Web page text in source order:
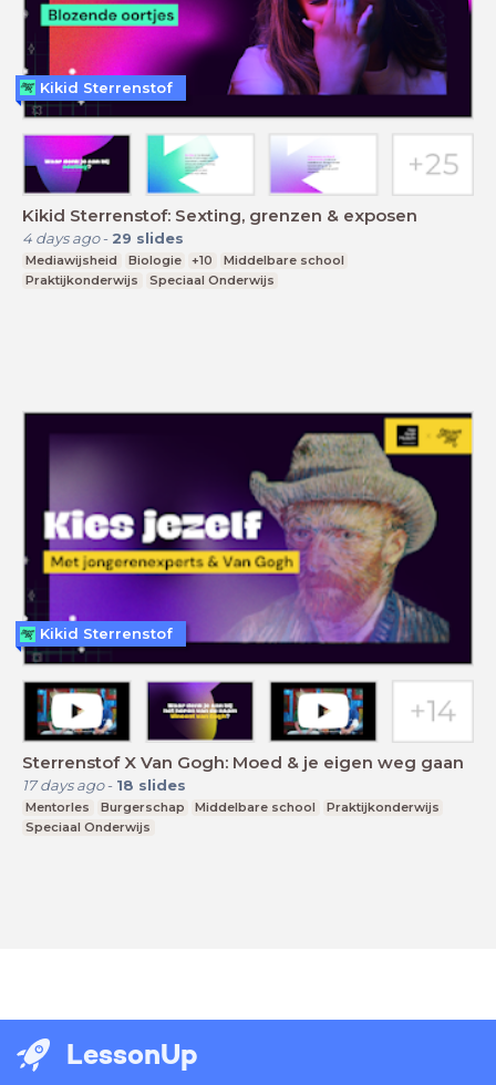
Kikid Sterrenstof: Sexting, grenzen & exposen
4 days ago- 29 slides
Mediawijsheid Biologie +10
Middelbare school
Praktijkonderwijs
Speciaal Onderwijs
Kikid Sterrenstof
Sterrenstof X Van Gogh: Moed & je eigen weg gaan
17 days ago- 18 slides
Mentorles Burgerschap Middelbare school
Praktijkonderwijs
Speciaal Onderwijs
Kikid Sterrenstof
LessonUp